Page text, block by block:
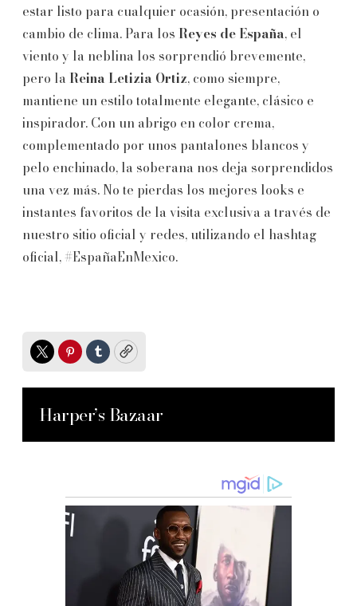
estar listo para cualquier ocasión, presentación o
cambio de clima. Para los Reyes de España, el
viento y la neblina los sorprendió brevemente,
pero la Reina Letizia Ortiz, como siempre,
mantiene un estilo totalmente elegante, clásico e
inspirador. Con un abrigo en color crema,
complementado por unos pantalones blancos y
pelo enchinado, la soberana nos deja sorprendidos
una vez más. No te pierdas los mejores looks e
instantes favoritos de la visita exclusiva a través de
nuestro sitio oficial y redes, utilizando el hashtag
oficial, #EspañaEnMexico.
TwitterPinterest
TumblrCopy
Harper’s Bazaar